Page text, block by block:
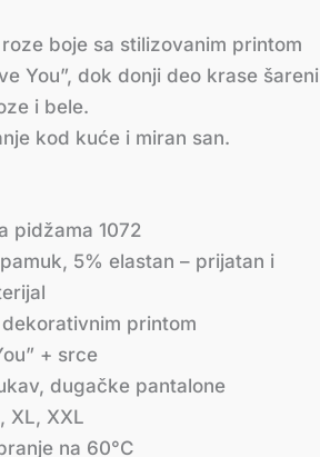
boje sa stilizovanim printom
You”, dok donji deo krase šareni
i bele.
kod kuće i miran san.
pidžama 1072
5% elastan – prijatan i
printom
+ srce
dugačke pantalone
XL, XXL
na 60°C